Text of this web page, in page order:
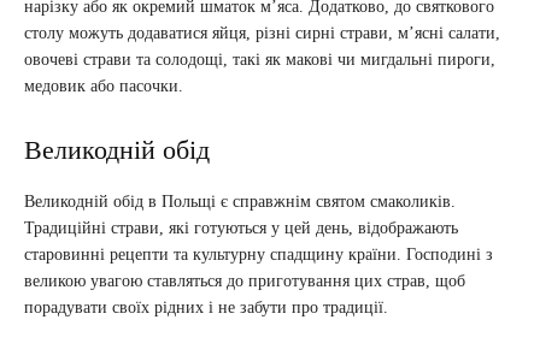
нарізку або як окремий шматок м’яса. Додатково, до святкового
столу можуть додаватися яйця, різні сирні страви, м’ясні салати,
овочеві страви та солодощі, такі як макові чи мигдальні пироги,
медовик або пасочки.
Великодній обід
Великодній обід в Польщі є справжнім святом смаколиків.
Традиційні страви, які готуються у цей день, відображають
старовинні рецепти та культурну спадщину країни. Господині з
великою увагою ставляться до приготування цих страв, щоб
порадувати своїх рідних і не забути про традиції.